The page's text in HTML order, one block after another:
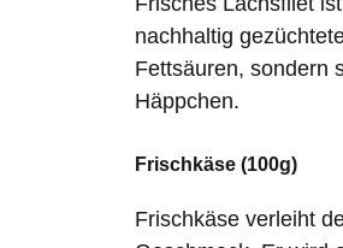
nachhaltig
Fettsäuren, sondern
Häppchen.
Frischkäse (100g)
Frischkäse verleiht